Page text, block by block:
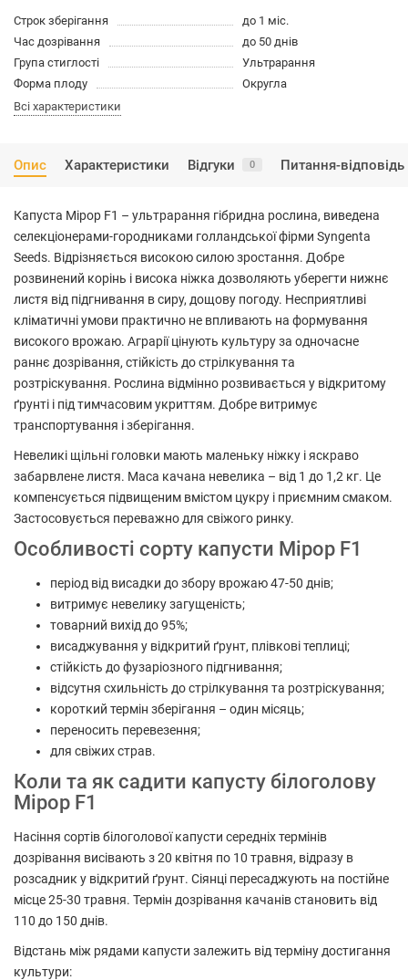
Строк зберігання
до 1 міс.
Час дозрівання
до 50 днів
Група стиглості
Ультрарання
Форма плоду
Округла
Всі характеристики
Опис Характеристики Відгуки 0 Питання-відповідь
Капуста Мірор F1 – ультрарання гібридна рослина, виведена
селекціонерами-городниками голландської фірми Syngenta
Seeds. Відрізняється високою силою зростання. Добре
розвинений корінь і висока ніжка дозволяють уберегти нижнє
листя від підгнивання в сиру, дощову погоду. Несприятливі
кліматичні умови практично не впливають на формування
високого врожаю. Аграрії цінують культуру за одночасне
раннє дозрівання, стійкість до стрілкування та
розтріскування. Рослина відмінно розвивається у відкритому
ґрунті і під тимчасовим укриттям. Добре витримує
транспортування і зберігання.
Невеликі щільні головки мають маленьку ніжку і яскраво
забарвлене листя. Маса качана невелика – від 1 до 1,2 кг. Це
компенсується підвищеним вмістом цукру і приємним смаком.
Застосовується переважно для свіжого ринку.
Особливості сорту капусти Мірор F1
період від висадки до збору врожаю 47-50 днів;
витримує невелику загущеність;
товарний вихід до 95%;
висаджування у відкритий ґрунт, плівкові теплиці;
стійкість до фузаріозного підгнивання;
відсутня схильність до стрілкування та розтріскування;
короткий термін зберігання – один місяць;
переносить перевезення;
для свіжих страв.
Коли та як садити капусту білоголову
Мірор F1
Насіння сортів білоголової капусти середніх термінів
дозрівання висівають з 20 квітня по 10 травня, відразу в
розсадник у відкритий ґрунт. Сіянці пересаджують на постійне
місце 25-30 травня. Термін дозрівання качанів становить від
110 до 150 днів.
Відстань між рядами капусти залежить від терміну достигання
культури: